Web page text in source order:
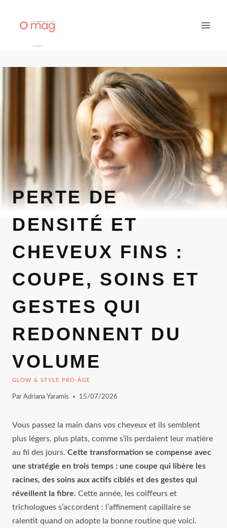
PERTE DE
DENSITÉ ET
CHEVEUX FINS :
COUPE, SOINS ET
GESTES QUI
REDONNENT DU
VOLUME
GLOW & STYLE PRO-ÂGE
Par Adriana Yaramis 15/07/2026
Vous passez la main dans vos cheveux et ils semblent
plus légers, plus plats, comme s’ils perdaient leur matière
au fil des jours. Cette transformation se compense avec
une stratégie en trois temps : une coupe qui libère les
racines, des soins aux actifs ciblés et des gestes qui
réveillent la fibre. Cette année, les coiffeurs et
trichologues s’accordent : l’affinement capillaire se
ralentit quand on adopte la bonne routine que voici.